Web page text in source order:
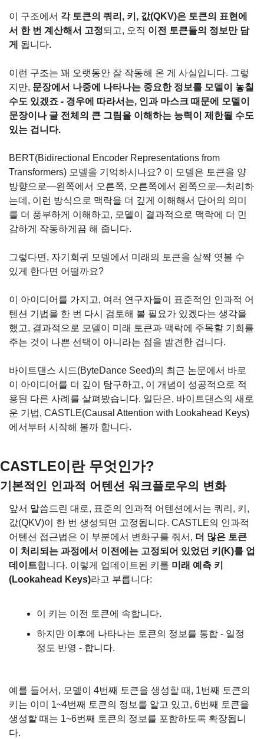
이 구조에서 각 토큰의 쿼리, 키, 값(QKV)은 토큰의 표현에
서 한 번 계산해서 고정되고, 오직 이전 토큰들의 정보만 담
게
됩니다.
이런 구조는 꽤 오랫동안 잘 작동해 온 게 사실입니다. 그렇
지만, 문장에서 나중에 나타나는 중요한 정보를 모델이 놓칠
수도 있겠죠 - 경우에 따라서는, 인과 마스크 때문에 모델이
문장이나 글 전체의 큰 그림을 이해하는 능력이 제한될 수도
있는 겁니다.
BERT(Bidirectional Encoder Representations from
Transformers) 모델을 기억하시나요? 이 모델은 토큰을 양
방향으로—왼쪽에서 오른쪽, 오른쪽에서 왼쪽으로—처리하
는데, 이런 방식으로 맥락을 더 깊게 이해해서 단어의 의미
를 더 풍부하게 이해하고, 모델이 결과적으로 맥락에 더 민
감하게 작동하게끔 해 줍니다.
그렇다면, 자기회귀 모델에서 미래의 토큰을 살짝 엿볼 수
있게 한다면 어떨까요?
이 아이디어를 가지고, 여러 연구자들이 표준적인 인과적 어
텐션 기법을 한 번 다시 검토해 볼 필요가 있겠다는 생각을
했고, 결과적으로 모델이 미래 토큰과 맥락에 주목할 기회를
주는 것이 나쁜 선택이 아니라는 점을 발견한 겁니다.
바이트댄스 시드(ByteDance Seed)의 최근 논문에서 바로
이 아이디어를 더 깊이 탐구하고, 이 개념이 성공적으로 적
용된 다른 사례를 살펴봤습니다. 일단은, 바이트댄스의 새로
운 기법, CASTLE(Causal Attention with Lookahead Keys)
에서부터 시작해 볼까 합니다.
CASTLE이란 무엇인가?
기본적인 인과적 어텐션 워크플로우의 변화
앞서 말씀드린 대로, 표준의 인과적 어텐션에서는 쿼리, 키,
값(QKV)이 한 번 생성되면 고정됩니다. CASTLE의 인과적
어텐션 접근법은 이 부분에서 변화구를 줘서, 더 많은 토큰
이 처리되는 과정에서 이전에는 고정되어 있었던 키(K)를 업
데이트합니다. 이렇게 업데이트된 키를 미래 예측 키
(Lookahead Keys)라고 부릅니다:
이 키는 이전 토큰에 속합니다.
하지만 이후에 나타나는 토큰의 정보를 통합 - 일정
정도 반영 - 합니다.
예를 들어서, 모델이 4번째 토큰을 생성할 때, 1번째 토큰의
키는 이미 1~4번째 토큰의 정보를 알고 있고, 6번째 토큰을
생성할 때는 1~6번째 토큰의 정보를 포함하도록 확장됩니
다.